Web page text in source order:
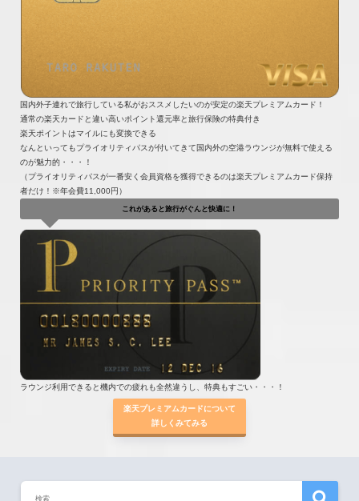
国内外子連れで旅行している私がおススメしたいのが安定の楽天プレミアムカード！
通常の楽天カードと違い高いポイント還元率と旅行保険の特典付き
楽天ポイントはマイルにも変換できる
なんといってもプライオリティパスが付いてきて国内外の空港ラウンジが無料で使える
のが魅力的・・・！
（プライオリティパスが一番安く会員資格を獲得できるのは楽天プレミアムカード保持
者だけ！※年会費11,000円）
これがあると旅行がぐんと快適に！
ラウンジ利用できると機内での疲れも全然違うし、特典もすごい・・・！
楽天プレミアムカードについて
詳しくみてみる